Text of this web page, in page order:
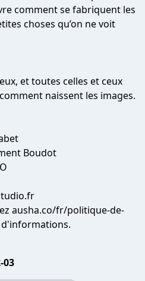
comment se fabriquent les
choses qu’on ne voit
et toutes celles et ceux
naissent les images.
Boudot
ausha.co/fr/politique-de-
03